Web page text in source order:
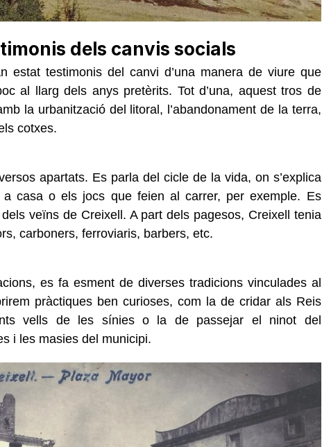
dels canvis socials
estat testimonis del canvi d’una manera de viure que
al llarg dels anys pretèrits. Tot d’una, aquest tros de
la urbanització del litoral, l’abandonament de la terra,
cotxes.
apartats. Es parla del cicle de la vida, on s’explica
casa o els jocs que feien al carrer, per exemple. Es
veïns de Creixell. A part dels pagesos, Creixell tenia
carboners, ferroviaris, barbers, etc.
es fa esment de diverses tradicions vinculades al
pràctiques ben curioses, com la de cridar als Reis
vells de les sínies o la de passejar el ninot del
i les masies del municipi.